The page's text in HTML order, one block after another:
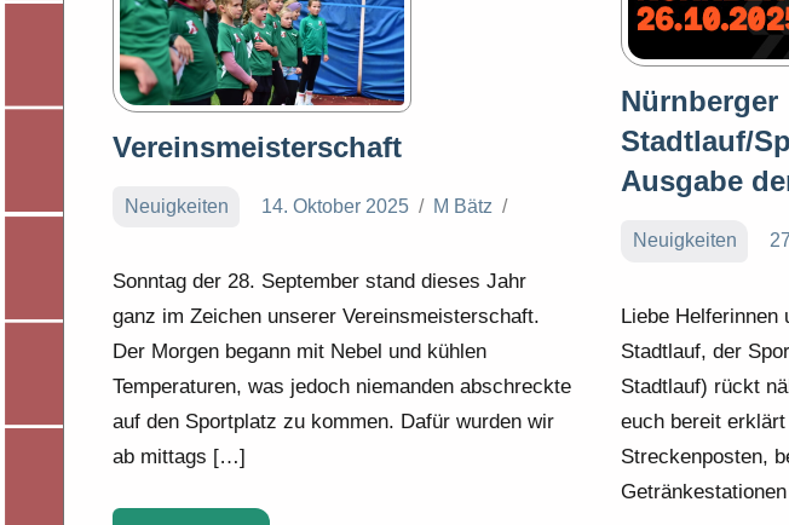
Vereinsmeisterschaft
Neuigkeiten 14. Oktober 2025 M Bätz
Sonntag der 28. September stand dieses Jahr
ganz im Zeichen unserer Vereinsmeisterschaft.
Der Morgen begann mit Nebel und kühlen
Temperaturen, was jedoch niemanden abschreckte
auf den Sportplatz zu kommen. Dafür wurden wir
ab mittags […]
Nürnberger
Stadtlauf/
Ausgabe
Neuigkeiten
Liebe Helferinnen
Stadtlauf, der
Stadtlauf) rückt
euch bereit
Streckenposten,